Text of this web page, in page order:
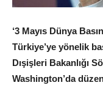
‘3 Mayıs Dünya
Türkiye’ye yönelik
Dışişleri Bakanlığı
Washington’da